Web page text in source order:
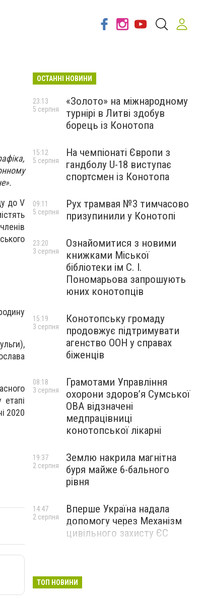
до V
2020
ОСТАННІ НОВИНИ
«Золото» на міжнародному
турнірі в Литві здобув
борець із Конотопа
23:13
5 серпня
На чемпіонаті Європи з
гандболу U-18 виступає
спортсмен із Конотопа
15:12
5 серпня
Рух трамвая №3 тимчасово
призупинили у Конотопі
09:11
5 серпня
Ознайомитися з новими
книжками Міської
бібліотеки ім С. І.
Пономарьова запрошують
юних конотопців
23:20
3 серпня
Конотопську громаду
продовжує підтримувати
агенство ООН у справах
біженців
15:19
3 серпня
Грамотами Управління
охорони здоров’я Сумської
ОВА відзначені
медпрацівниці
конотопської лікарні
08:18
3 серпня
Землю накрила магнітна
буря майже 6-бального
рівня
19:37
2 серпня
Вперше Україна надала
допомогу через Механізм
цивільного захисту ЄС
14:47
2 серпня
ТОП НОВИНИ